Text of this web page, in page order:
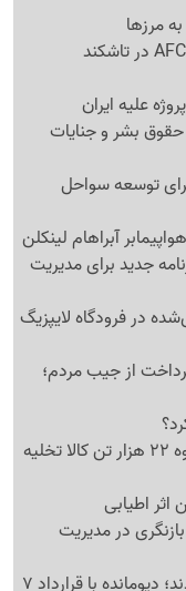
علیه ایران
حقوق بشر و جنایات
توسعه سواحل
آبراهام لینکلن
جدید برای مدیریت
در فرودگاه لایپزیگ
از جیب مردم؛
رشد فعالیت‌های تجاری در قشم؛ بندر کاوه 22 هزار تن کالا تخلیه
اطیابی
در مدیریت
کهکشانی‌ها شکار بزرگ خود را معرفی کردند؛ دیومانده با قرارداد 7